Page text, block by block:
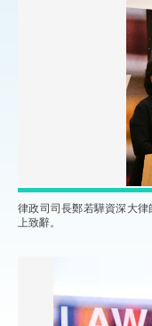
律政司司長鄭若驊資深大
上致辭。